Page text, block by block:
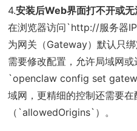
4.安装后Web界面打不开或无
在浏览器访问`http://服务器
为网关（Gateway）默认只
需要修改配置，允许局域网
`openclaw config set
域网，更精细的控制还需要
（`allowedOrigins`）。